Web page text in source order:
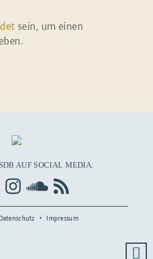
sein, um einen
AUF SOCIAL MEDIA:
Datenschutz Impressum